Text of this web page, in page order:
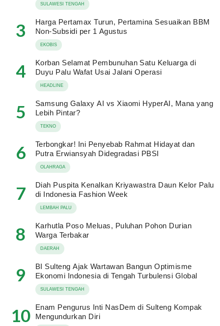
SULAWESI TENGAH
3
Harga Pertamax Turun, Pertamina Sesuaikan BBM
Non-Subsidi per 1 Agustus
EKOBIS
4
Korban Selamat Pembunuhan Satu Keluarga di
Duyu Palu Wafat Usai Jalani Operasi
HEADLINE
5
Samsung Galaxy AI vs Xiaomi HyperAI, Mana yang
Lebih Pintar?
TEKNO
6
Terbongkar! Ini Penyebab Rahmat Hidayat dan
Putra Erwiansyah Didegradasi PBSI
OLAHRAGA
7
Diah Puspita Kenalkan Kriyawastra Daun Kelor Palu
di Indonesia Fashion Week
LEMBAH PALU
8
Karhutla Poso Meluas, Puluhan Pohon Durian
Warga Terbakar
DAERAH
9
BI Sulteng Ajak Wartawan Bangun Optimisme
Ekonomi Indonesia di Tengah Turbulensi Global
SULAWESI TENGAH
10
Enam Pengurus Inti NasDem di Sulteng Kompak
Mengundurkan Diri